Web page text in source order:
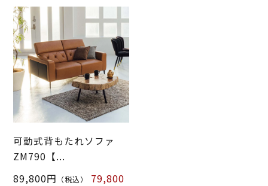
可動式背もたれソファ
ZM790【...
89,800円 （税込）
79,800